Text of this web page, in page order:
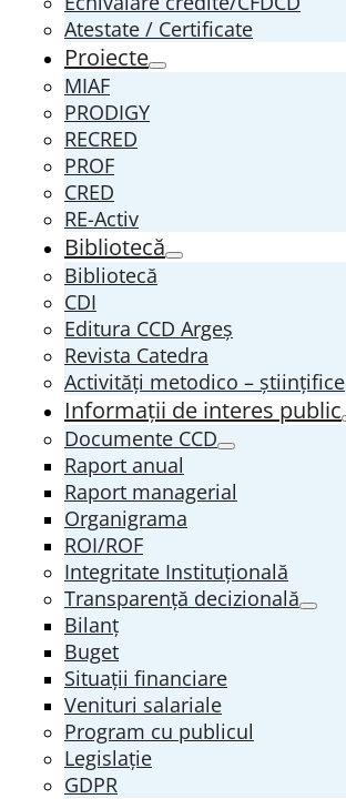
Atestate / Certificate
Proiecte
MIAF
PRODIGY
RECRED
PROF
CRED
RE-Activ
Bibliotecă
Bibliotecă
CDI
Editura CCD Argeş
Revista Catedra
Activități metodico – științifice
Informații de interes public
Documente CCD
Raport anual
Raport managerial
Organigrama
ROI/ROF
Integritate Instituțională
Transparenţă decizională
Bilanț
Buget
Situații financiare
Venituri salariale
Program cu publicul
Legislație
GDPR